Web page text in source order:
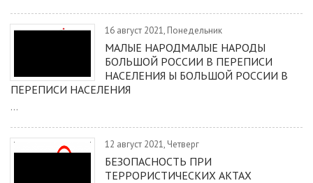
16 август 2021, Понедельник
МАЛЫЕ НАРОДМАЛЫЕ НАРОДЫ
БОЛЬШОЙ РОССИИ В ПЕРЕПИСИ
НАСЕЛЕНИЯ Ы БОЛЬШОЙ РОССИИ В
ПЕРЕПИСИ НАСЕЛЕНИЯ
...
12 август 2021, Четверг
БЕЗОПАСНОСТЬ ПРИ
ТЕРРОРИСТИЧЕСКИХ АКТАХ